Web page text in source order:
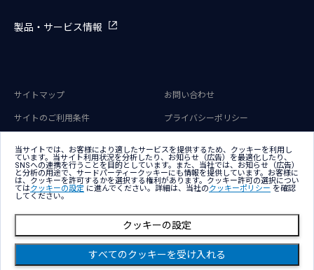
製品・サービス情報
サイトマップ
お問い合わせ
サイトのご利用条件
プライバシーポリシー
クッキー（Cookie）プリファレン
ス
Copyright © NTT DATA Group Corporation
当サイトでは、お客様により適したサービスを提供するため、クッキーを利用し
ています。当サイト利用状況を分析したり、お知らせ（広告）を最適化したり、
SNSへの連携を行うことを目的としています。また、当社では、お知らせ（広告）
と分析の用途で、サードパーティークッキーにも情報を提供しています。お客様に
は、クッキーを許可するかを選択する権利があります。クッキー許可の選択につい
てはクッキーの設定 に進んでください。詳細は、当社のクッキーポリシー を確認
してください。
すべてのクッキーを受け入れる
クッキーの設定